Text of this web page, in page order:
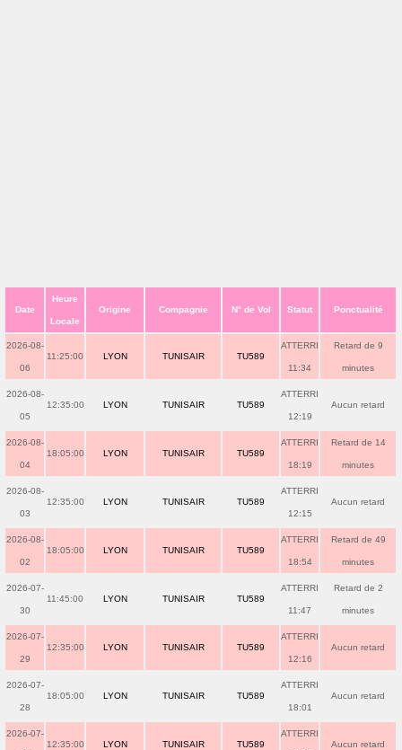
Date
Heure
Locale
Origine Compagnie N° de Vol Statut Ponctualité
2026-08-
06
11:25:00 LYON TUNISAIR TU589
ATTERRI
11:34
Retard de 9
minutes
2026-08-
05
12:35:00 LYON TUNISAIR TU589
ATTERRI
12:19
Aucun retard
2026-08-
04
18:05:00 LYON TUNISAIR TU589
ATTERRI
18:19
Retard de 14
minutes
2026-08-
03
12:35:00 LYON TUNISAIR TU589
ATTERRI
12:15
Aucun retard
2026-08-
02
18:05:00 LYON TUNISAIR TU589
ATTERRI
18:54
Retard de 49
minutes
2026-07-
30
11:45:00 LYON TUNISAIR TU589
ATTERRI
11:47
Retard de 2
minutes
2026-07-
29
12:35:00 LYON TUNISAIR TU589
ATTERRI
12:16
Aucun retard
2026-07-
28
18:05:00 LYON TUNISAIR TU589
ATTERRI
18:01
Aucun retard
2026-07-
12:35:00 LYON TUNISAIR TU589
ATTERRI
Aucun retard